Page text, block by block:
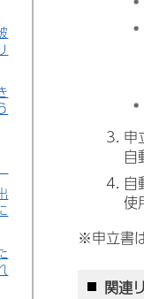
申
自
自
使
※申立書
関連